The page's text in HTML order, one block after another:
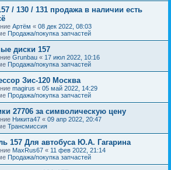
/ 130 / 131 продажа в наличии есть
Артём « 08 дек 2022, 08:03
Продажа/покупка запчастей
диски 157
Grunbau « 17 июл 2022, 10:16
Продажа/покупка запчастей
Зис-120 Москва
magirus « 05 май 2022, 14:29
Продажа/покупка запчастей
27706 за символическую цену
Никита47 « 09 апр 2022, 20:47
Трансмиссия
157 Для автобуса Ю.А. Гагарина
MaxRus67 « 11 фев 2022, 21:14
Продажа/покупка запчастей